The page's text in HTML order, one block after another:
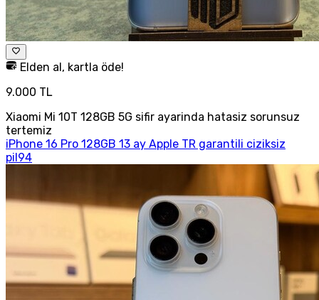
Elden al, kartla öde!
9.000 TL
Xiaomi Mi 10T 128GB 5G sifir ayarinda hatasiz sorunsuz
tertemiz
iPhone 16 Pro 128GB 13 ay Apple TR garantili ciziksiz
pil94